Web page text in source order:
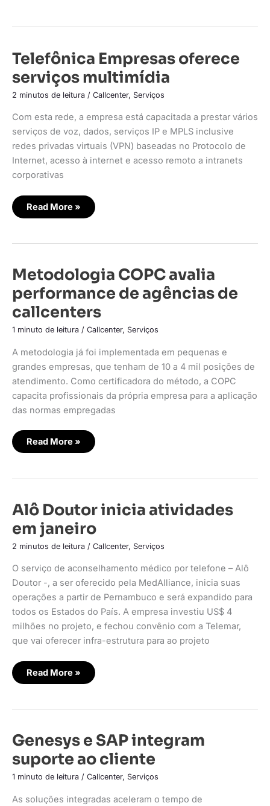
Telefônica Empresas oferece
serviços multimídia
2 minutos de leitura / Callcenter, Serviços
Com esta rede, a empresa está capacitada a prestar vários
serviços de voz, dados, serviços IP e MPLS inclusive
redes privadas virtuais (VPN) baseadas no Protocolo de
Internet, acesso à internet e acesso remoto a intranets
corporativas
Telefônica
Empresas
oferece
serviços
multimídia
Read More »
Metodologia COPC avalia
performance de agências de
callcenters
1 minuto de leitura / Callcenter, Serviços
A metodologia já foi implementada em pequenas e
grandes empresas, que tenham de 10 a 4 mil posições de
atendimento. Como certificadora do método, a COPC
capacita profissionais da própria empresa para a aplicação
das normas empregadas
Metodologia
COPC
avalia
performance
de
agências
de
callcenters
Read More »
Alô Doutor inicia atividades
em janeiro
2 minutos de leitura / Callcenter, Serviços
O serviço de aconselhamento médico por telefone – Alô
Doutor -, a ser oferecido pela MedAlliance, inicia suas
operações a partir de Pernambuco e será expandido para
todos os Estados do País. A empresa investiu US$ 4
milhões no projeto, e fechou convênio com a Telemar,
que vai oferecer infra-estrutura para ao projeto
Alô
Doutor
inicia
atividades
janeiro
Read More »
Genesys e SAP integram
suporte ao cliente
1 minuto de leitura / Callcenter, Serviços
As soluções integradas aceleram o tempo de
Genesys
e
integram
suporte
ao